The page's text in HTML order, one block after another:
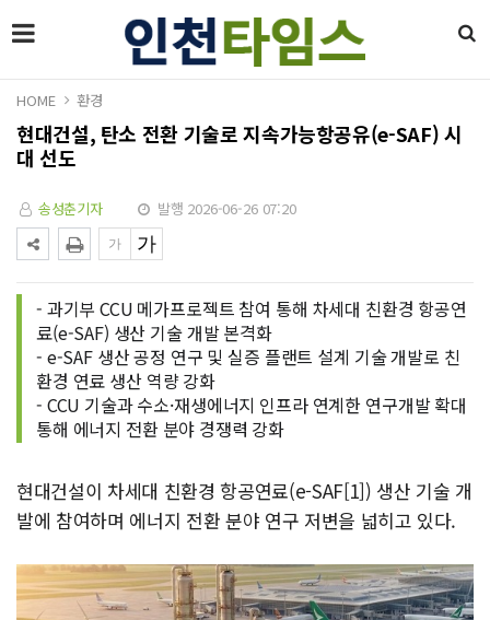
HOME 환경
현대건설, 탄소 전환 기술로 지속가능항공유(e-SAF) 시
대 선도
송성춘기자 발행 2026-06-26 07:20
- 과기부 CCU 메가프로젝트 참여 통해 차세대 친환경 항공연
료(e-SAF) 생산 기술 개발 본격화
- e-SAF 생산 공정 연구 및 실증 플랜트 설계 기술 개발로 친
환경 연료 생산 역량 강화
- CCU 기술과 수소·재생에너지 인프라 연계한 연구개발 확대
통해 에너지 전환 분야 경쟁력 강화
현대건설이 차세대 친환경 항공연료(e-SAF[1]) 생산 기술 개
발에 참여하며 에너지 전환 분야 연구 저변을 넓히고 있다.